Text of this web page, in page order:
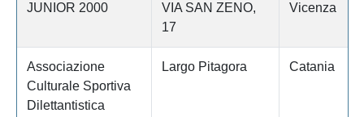
JUNIOR 2000
VIA SAN ZENO,
17
Vicenza
Associazione
Culturale Sportiva
Dilettantistica
Largo Pitagora Catania